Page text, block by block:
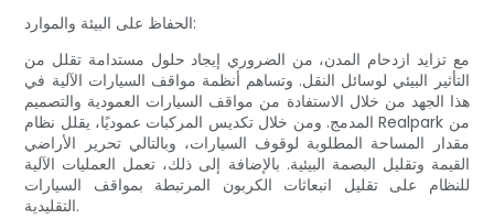
الحفاظ على البيئة والموارد:
مع تزايد ازدحام المدن، من الضروري إيجاد حلول مستدامة تقلل من
التأثير البيئي لوسائل النقل. وتساهم أنظمة مواقف السيارات الآلية في
هذا الجهد من خلال الاستفادة من مواقف السيارات العمودية والتصميم
المدمج. ومن خلال تكديس المركبات عموديًا، يقلل نظام Realpark من
مقدار المساحة المطلوبة لوقوف السيارات، وبالتالي تحرير الأراضي
القيمة وتقليل البصمة البيئية. بالإضافة إلى ذلك، تعمل العمليات الآلية
للنظام على تقليل انبعاثات الكربون المرتبطة بمواقف السيارات
التقليدية.